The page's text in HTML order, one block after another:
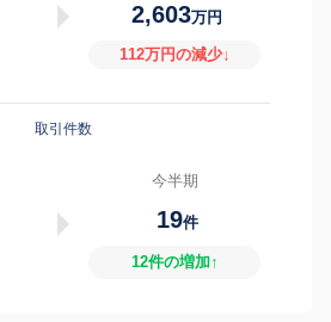
2,603万円
112万円の減少↓
取引件数
今半期
19件
12件の増加↑